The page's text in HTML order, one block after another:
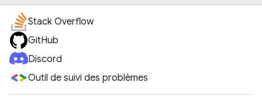
Stack Overflow
GitHub
Discord
Outil de suivi des problèmes